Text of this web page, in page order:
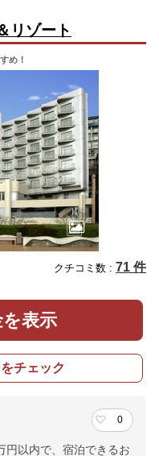
リゾート
め！
クチコミ数 : 71 件
表示
チェック
0
円以内で、宿泊できるお